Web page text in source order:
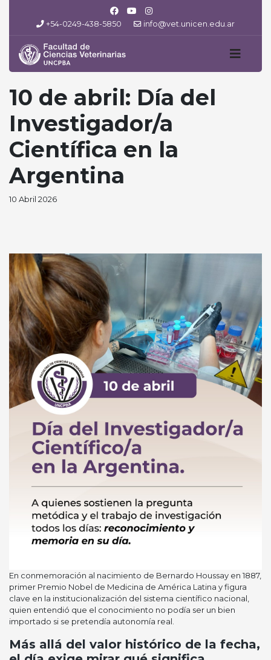
+54-0249-438-5850 info@vet.unicen.edu.ar
10 de abril: Día del
Investigador/a
Científica en la
Argentina
10 Abril 2026
En conmemoración al nacimiento de Bernardo Houssay en 1887,
primer Premio Nobel de Medicina de América Latina y figura
clave en la institucionalización del sistema científico nacional,
quien entendió que el conocimiento no podía ser un bien
importado si se pretendía autonomía real.
Más allá del valor histórico de la fecha,